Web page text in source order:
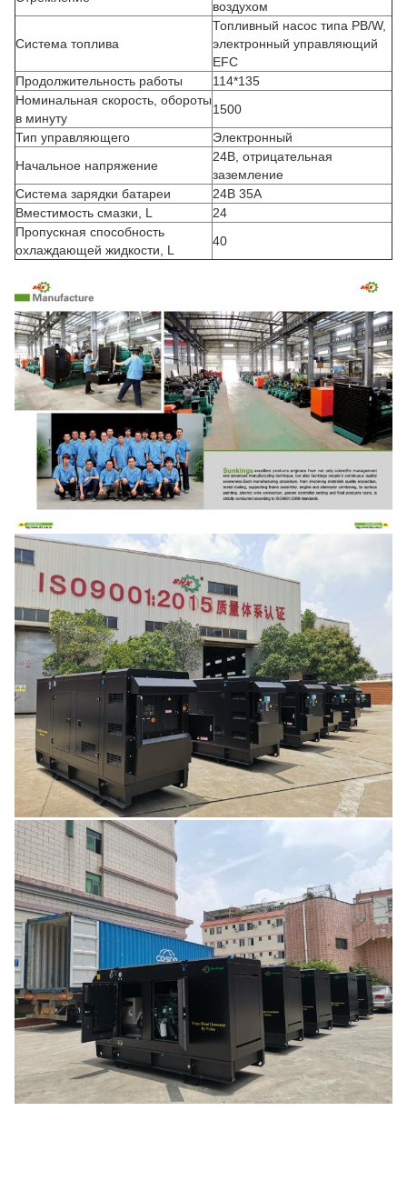
воздухом
Система топлива
Топливный насос типа PB/W,
электронный управляющий
EFC
Продолжительность работы
114*135
Номинальная скорость, обороты
в минуту
1500
Тип управляющего
Электронный
Начальное напряжение
24В, отрицательная
заземление
Система зарядки батареи
24В 35А
Вместимость смазки, L
24
Пропускная способность
охлаждающей жидкости, L
40